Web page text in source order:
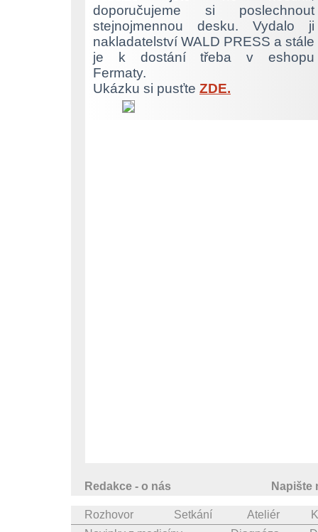
doporučujeme si poslechnout
stejnojmennou desku. Vydalo ji
nakladatelství WALD PRESS a stále
je k dostání třeba v eshopu
Fermaty.
Ukázku si pusťte ZDE.
Redakce - o nás Napište
Rozhovor Setkání Ateliér